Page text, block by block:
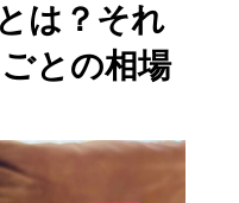
は？それ
との相場